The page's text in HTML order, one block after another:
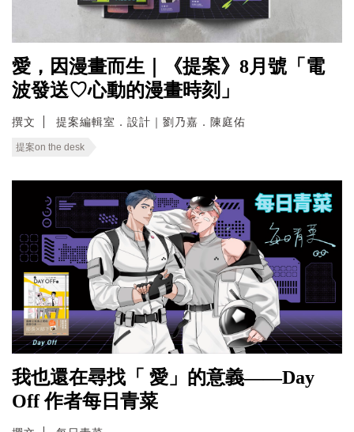
愛，因漫畫而生｜《提案》8月號「電
波發送♡心動的漫畫時刻」
撰文 提案編輯室．設計｜劉乃嘉．陳庭佑
提案on the desk
我也還在尋找「 愛」的意義——Day
Off 作者每日青菜